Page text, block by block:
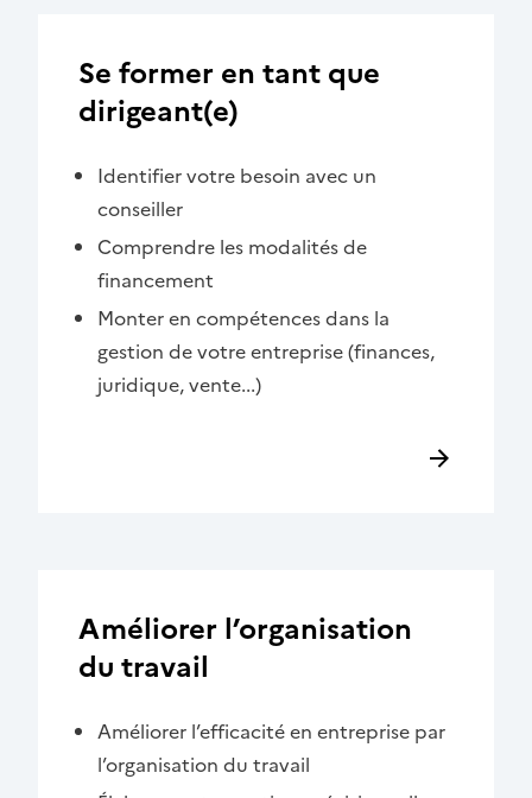
Se former en tant que
dirigeant(e)
Identifier votre besoin avec un
conseiller
Comprendre les modalités de
financement
Monter en compétences dans la
gestion de votre entreprise (finances,
juridique, vente...)
Améliorer l’organisation
du travail
Améliorer l’efficacité en entreprise par
l’organisation du travail